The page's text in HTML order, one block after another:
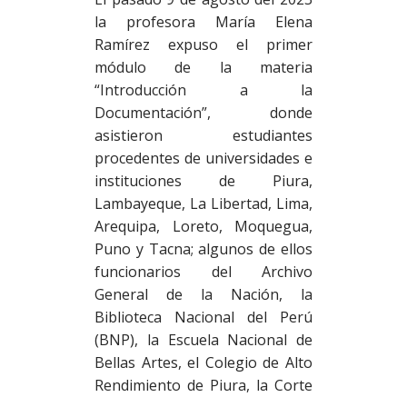
la profesora María Elena
Ramírez expuso el primer
módulo de la materia
“Introducción a la
Documentación”, donde
asistieron estudiantes
procedentes de universidades e
instituciones de Piura,
Lambayeque, La Libertad, Lima,
Arequipa, Loreto, Moquegua,
Puno y Tacna; algunos de ellos
funcionarios del Archivo
General de la Nación, la
Biblioteca Nacional del Perú
(BNP), la Escuela Nacional de
Bellas Artes, el Colegio de Alto
Rendimiento de Piura, la Corte